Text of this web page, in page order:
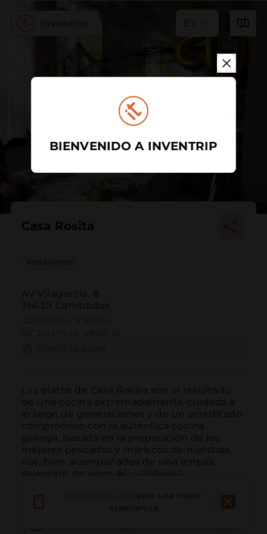
ES
Casa Rosita
Restaurante
AV Vilagarcía, 8
36639 Cambados
Los platos de Casa Rosita son el resultado
de una cocina extremadamente cuidada a
lo largo de generaciones y de un acreditado
compromiso con la auténtica cocina
gallega, basada en la preparación de los
mejores pescados y mariscos de nuestras
rías, bien acompañados de una amplia
selección de vinos Al...
para una mejor
experiencia
BIENVENIDO A INVENTRIP